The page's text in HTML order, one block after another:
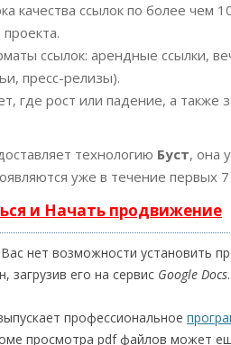
качества ссылок по более чем
ссылок: арендные ссылки,
пресс-релизы).
где рост или падение, а также
технологию Буст, она
уже в течение первых
и Начать продвижение
нет возможности установить
загрузив его на сервис Google Docs.
профессиональное
просмотра pdf файлов может